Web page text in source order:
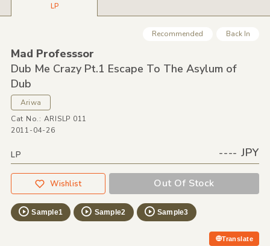
LP
Recommended Back In
Mad Professsor
Dub Me Crazy Pt.1 Escape To The Asylum of
Dub
Ariwa
Cat No.: ARISLP 011
2011-04-26
LP ---- JPY
Wishlist Out Of Stock
Sample1 Sample2 Sample3
Translate